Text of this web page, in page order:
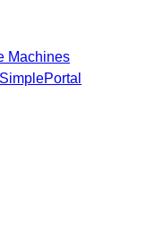
Machines